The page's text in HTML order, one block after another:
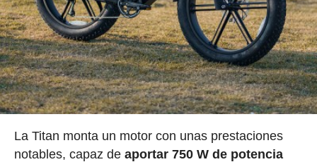
La Titan monta un motor con unas prestaciones
notables, capaz de aportar 750 W de potencia